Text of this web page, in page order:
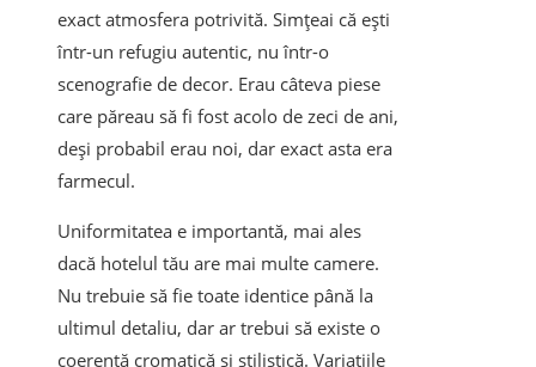
exact atmosfera potrivită. Simțeai că ești
într-un refugiu autentic, nu într-o
scenografie de decor. Erau câteva piese
care păreau să fi fost acolo de zeci de ani,
deși probabil erau noi, dar exact asta era
farmecul.
Uniformitatea e importantă, mai ales
dacă hotelul tău are mai multe camere.
Nu trebuie să fie toate identice până la
ultimul detaliu, dar ar trebui să existe o
coerență cromatică și stilistică. Variațiile